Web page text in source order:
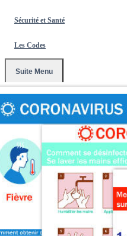
Sécurité et Santé
Les Codes
Suite Menu
Accueil / Conventions
Tout inclus - 6 affichages